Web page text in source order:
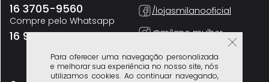
Para oferecer uma navegação personalizada
e melhorar sua experiência no nosso site, nós
utilizamos cookies. Ao continuar navegando,
16 3705-9560
Compre pelo Whatsapp
16 98200-0043
/lojasmilanooficial
@milano mulher
@milano homem